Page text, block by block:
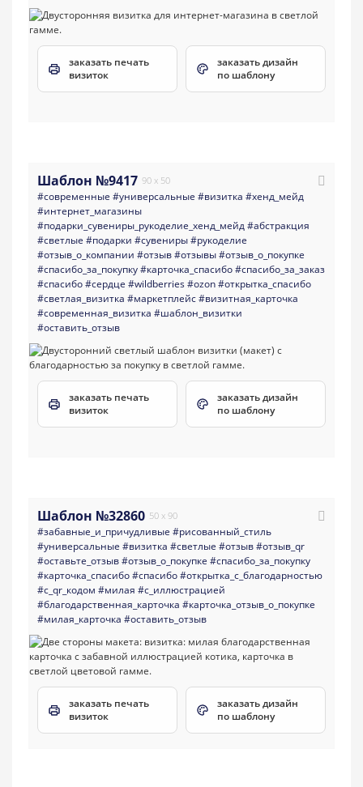
заказать печать
визиток
заказать дизайн
по шаблону
Шаблон №9417 90 x 50
#современные #универсальные #визитка #хенд_мейд
#интернет_магазины
#подарки_сувениры_рукоделие_хенд_мейд#абстракция
#светлые #подарки #сувениры#рукоделие
#отзыв_о_компании #отзыв#отзывы#отзыв_о_покупке
#спасибо_за_покупку#карточка_спасибо#спасибо_за_заказ
#спасибо#сердце #wildberries#ozon#открытка_спасибо
#светлая_визитка #маркетплейс#визитная_карточка
#современная_визитка #шаблон_визитки
#оставить_отзыв
заказать печать
визиток
заказать дизайн
по шаблону
Шаблон №32860 50 x 90
#забавные_и_причудливые #рисованный_стиль
#универсальные #визитка #светлые #отзыв#отзыв_qr
#оставьте_отзыв#отзыв_о_покупке #спасибо_за_покупку
#карточка_спасибо#спасибо#открытка_с_благодарностью
#с_qr_кодом #милая #с_иллюстрацией
#благодарственная_карточка #карточка_отзыв_о_покупке
#милая_карточка #оставить_отзыв
заказать печать
визиток
заказать дизайн
по шаблону